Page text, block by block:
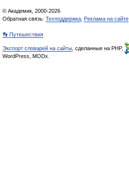
© Академик, 2000-2026
Обратная связь: Техподдержка Реклама на сайте
👣 Путешествия
Экспорт словарей на сайты , сделанные на PHP,
WordPress, MODx.